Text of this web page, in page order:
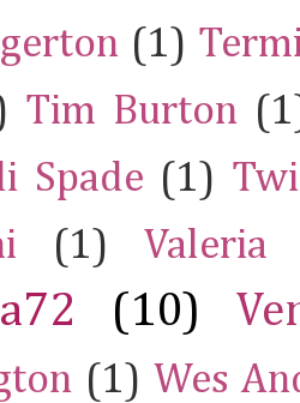
(1)
Tim Burton
Spade (1)
(1) Valeria
(10)
(1) Wes